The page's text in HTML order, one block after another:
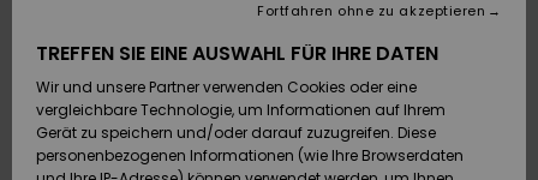
Accessoires
Schuhe&
Flip-Flops
Accessoires
Schuhe&
Flip-Flops
FRAUEN
Brandneu
Highlights
SURF
Kinder
Highlights
Snow Shop
Kinder
Snow Shop
Damen
KINDER
Outlet
Frauen
Retouren
Bezahlung
TREFFEN SIE EINE AUSWAHL FÜR IHRE DATEN
Wir und unsere Partner verwenden Cookies oder eine
vergleichbare Technologie, um Informationen auf Ihrem
Gerät zu speichern und/oder darauf zuzugreifen. Diese
personenbezogenen Informationen (wie Ihre Browserdaten
Fortfahren ohne zu akzeptieren